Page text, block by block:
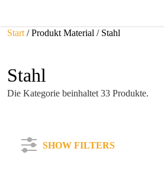
Start / Produkt Material / Stahl
Stahl
Die Kategorie beinhaltet 33 Produkte.
SHOW FILTERS